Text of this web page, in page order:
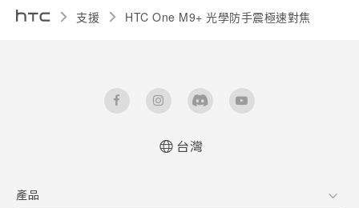
支援 HTC One M9+ 光學防手震極速對焦‎
台灣
產品